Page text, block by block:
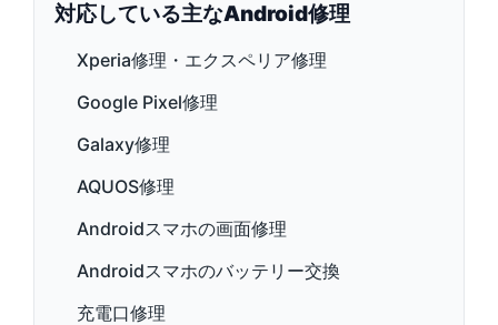
対応している主なAndroid修理
Xperia修理・エクスペリア修理
Google Pixel修理
Galaxy修理
AQUOS修理
Androidスマホの画面修理
Androidスマホのバッテリー交換
充電口修理